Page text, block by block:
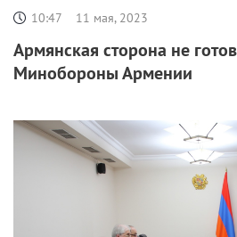
10:47 11 мая, 2023
Армянская сторона не
Минобороны Армении